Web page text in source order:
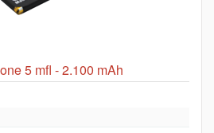
5 mfl - 2.100 mAh